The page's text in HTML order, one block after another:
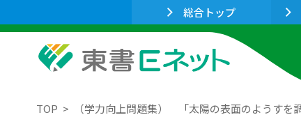
総合トップ
TOP （学力向上問題集） 「太陽の表面のようすを